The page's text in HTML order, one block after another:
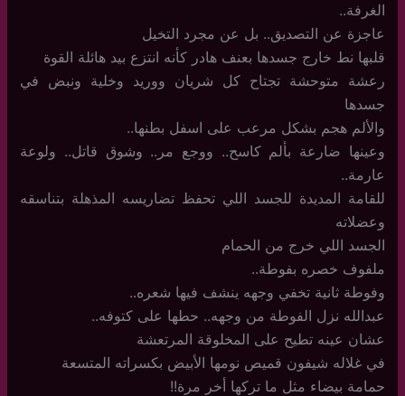
الغرفة..
عاجزة عن التصديق.. بل عن مجرد التخيل
قلبها نط خارج جسدها بعنف هادر كأنه انتزع بيد هائلة القوة
رعشة متوحشة تجتاح كل شريان ووريد وخلية ونبض في
جسدها
والألم هجم بشكل مرعب على اسفل بطنها..
وعينها ضارعة بألم كاسح.. ووجع مر.. وشوق قاتل.. ولوعة
عارمة..
للقامة المديدة للجسد اللي تحفظ تضاريسه المذهلة بتناسقه
وعضلاته
الجسد اللي خرج من الحمام
ملفوف خصره بفوطة..
وفوطة ثانية تخفي وجهه ينشف فيها شعره..
عبدالله نزل الفوطة من وجهه.. حطها على كتوفه..
عشان عينه تطيح على المخلوقة المرتعشة
في غلاله شيفون قميص نومها الأبيض بكسراته المتسعة
حمامة بيضاء مثل ما تركها أخر مرة!!